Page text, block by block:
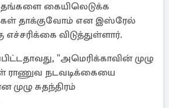
கையிலெடுக்க
தாக்குவோம் என இஸ்ரேல்
எச்சரிக்கை விடுத்துள்ளார்.
"அமெரிக்காவின் முழு
ராணுவ நடவடிக்கையை
சுதந்திரம்